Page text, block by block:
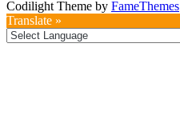
Codilight Theme by FameThemes
Translate »